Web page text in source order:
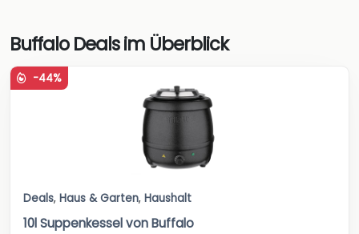
Buffalo Deals im Überblick
-44%
Deals, Haus & Garten, Haushalt
10l Suppenkessel von Buffalo